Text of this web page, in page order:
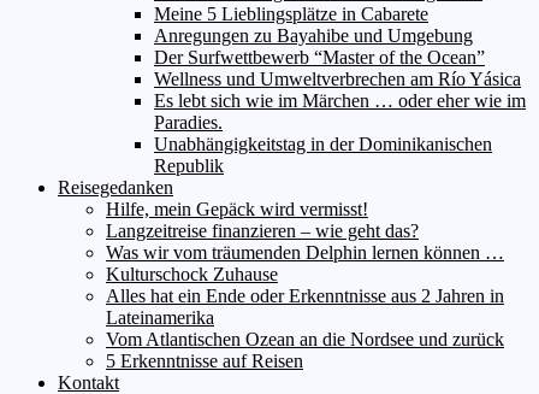
Meine 5 Lieblingsplätze in Cabarete
Anregungen zu Bayahibe und Umgebung
Der Surfwettbewerb “Master of the Ocean”
Wellness und Umweltverbrechen am Río Yásica
Es lebt sich wie im Märchen … oder eher wie im
Paradies.
Unabhängigkeitstag in der Dominikanischen
Republik
Reisegedanken
Hilfe, mein Gepäck wird vermisst!
Langzeitreise finanzieren – wie geht das?
Was wir vom träumenden Delphin lernen können …
Kulturschock Zuhause
Alles hat ein Ende oder Erkenntnisse aus 2 Jahren in
Lateinamerika
Vom Atlantischen Ozean an die Nordsee und zurück
5 Erkenntnisse auf Reisen
Kontakt